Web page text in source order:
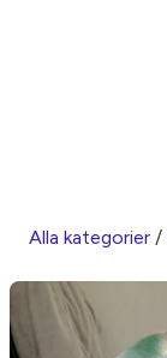
Alla kategorier /